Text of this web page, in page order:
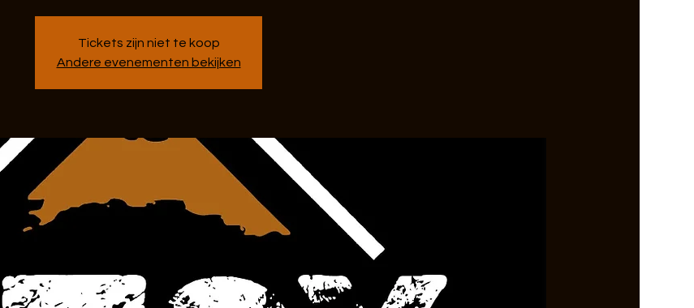
Tickets zijn niet te koop
Andere evenementen bekijken